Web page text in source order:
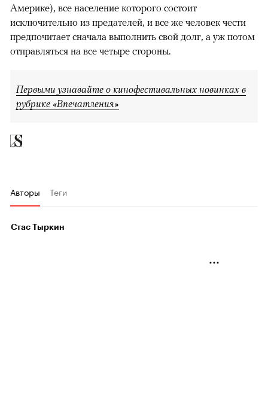
Америке), все население которого состоит
исключительно из предателей, и все же человек чести
предпочитает сначала выполнить свой долг, а уж потом
отправляться на все четыре стороны.
Первыми узнавайте о кинофестивальных новинках в
рубрике «Впечатления»
Авторы Теги
Стас Тыркин